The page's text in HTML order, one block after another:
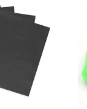
Ver detalles